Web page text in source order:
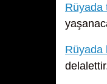
Rüyada
Rüyada